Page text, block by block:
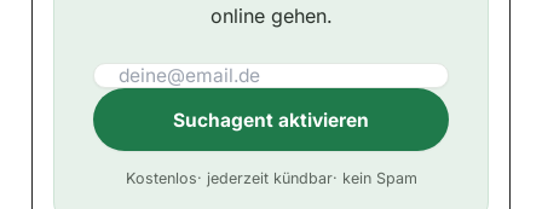
online gehen.
Suchagent aktivieren
Kostenlos· jederzeit kündbar· kein Spam